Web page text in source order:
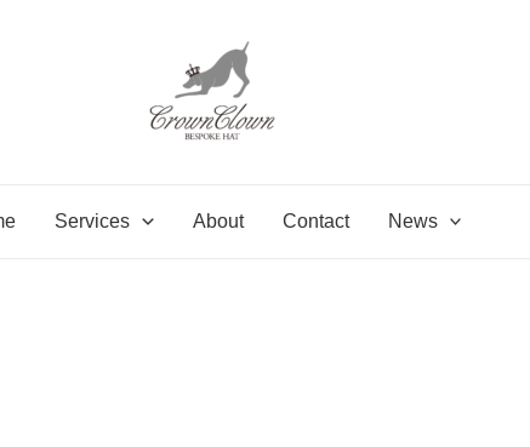
Services About Contact News
測り方が分からないのですが？